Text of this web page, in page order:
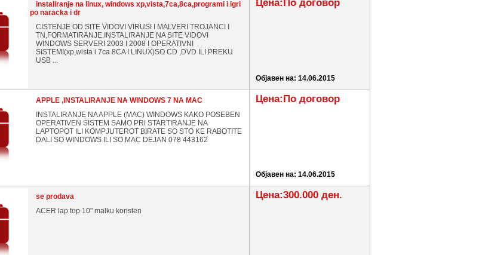
instaliranje na linux, windows xp,vista,7ca,8ca,programi i igri
po naracka i dr
CISTENJE OD SITE VIDOVI VIRUSI I MALVERI TROJANCI I
TN,FORMATIRANJE,INSTALIRANJE NA SITE VIDOVI
WINDOWS SERVERI 2003 I 2008 I OPERATIVNI
SISTEMI(xp,wista i 7ca 8CA I LINUX)SO CD ,DVD ILI PREKU
USB ...
Цена:По договор
Објавен на: 14.06.2015
APPLE ,INSTALIRANJE NA WINDOWS 7 NA MAC
INSTALIRANJE NA APPLE (MAC) WINDOWS KAKO POSEBEN
OPERATIVEN SISTEM SAMO PRI STARTIRANJE NA
LAPTOPOT ILI KOMPJUTEROT BIRATE SO STO KE RABOTITE
DALI SO WINDOWS ILI SO MAC DEJAN 078 443162
Цена:По договор
Објавен на: 14.06.2015
se prodava
ACER lap top 10" malku koristen
Цена:300.000 ден.